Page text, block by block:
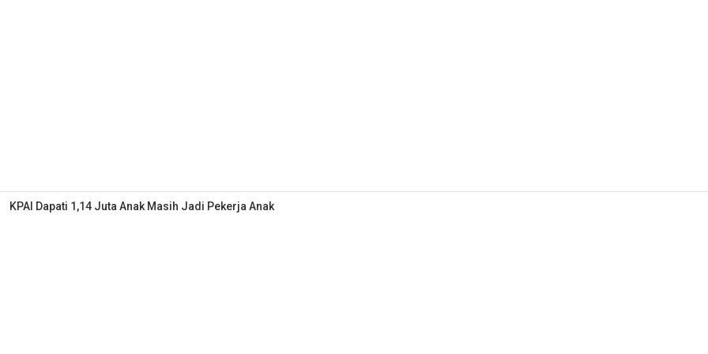
KPAI Dapati 1,14 Juta Anak Masih Jadi Pekerja Anak